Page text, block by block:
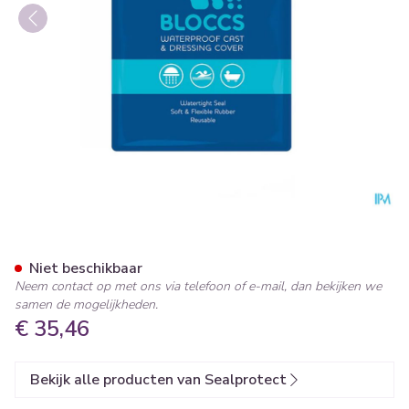
€ 35,46
Niet beschikbaar
Neem contact op met ons via telefoon of e-mail, dan bekijken we
samen de mogelijkheden.
Bekijk alle producten van Sealprotect